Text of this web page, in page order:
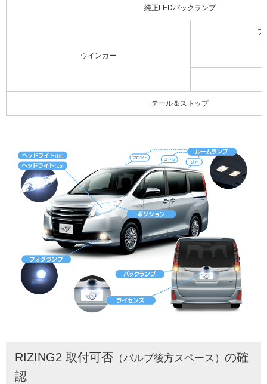
純正LEDバックランプ
ウインカー
フ
テール＆ストップ
RIZING2 取付可否 （バルブ後方スペース） の確
認